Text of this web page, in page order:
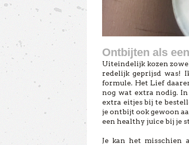
Ontbijten als
Uiteindelijk kozen
redelijk geprijsd was!
formule. Het Lief
nog wat extra nodig.
extra eitjes bij te
je ontbijt ook gewoon
een healthy juice bij je
Je kan het misschien